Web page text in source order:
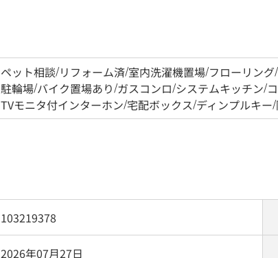
ペット相談/リフォーム済/室内洗濯機置場/フローリング/
駐輪場/バイク置場あり /ガスコンロ/システムキッチン/
TVモニタ付インターホン/宅配ボックス/ディンプルキー/
103219378
2026年07月27日